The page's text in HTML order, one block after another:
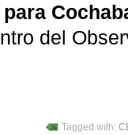
para
del
Tagged with: